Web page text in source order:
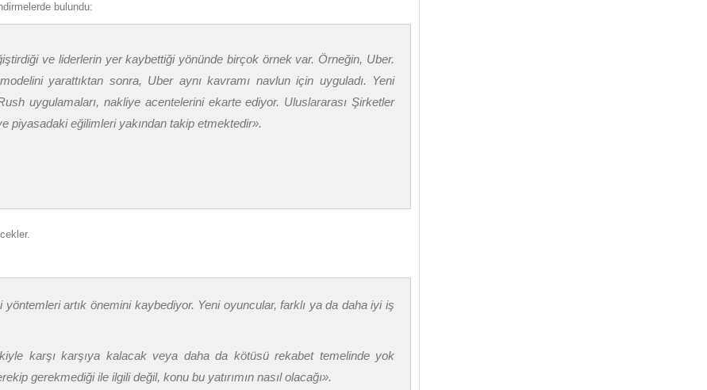
bulundu:
ve liderlerin yer kaybettiği yönünde birçok örnek var. Örneğin, Uber.
yarattıktan sonra, Uber aynı kavramı navlun için uyguladı. Yeni
uygulamaları, nakliye acentelerini ekarte ediyor. Uluslararası Şirketler
piyasadaki eğilimleri yakından takip etmektedir».
artık önemini kaybediyor. Yeni oyuncular, farklı ya da daha iyi iş
karşı karşıya kalacak veya daha da kötüsü rekabet temelinde yok
gerekmediği ile ilgili değil, konu bu yatırımın nasıl olacağı».